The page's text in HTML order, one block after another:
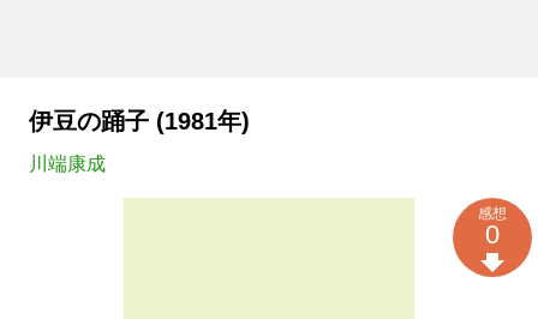
伊豆の踊子 (1981年)
川端康成
感想
0